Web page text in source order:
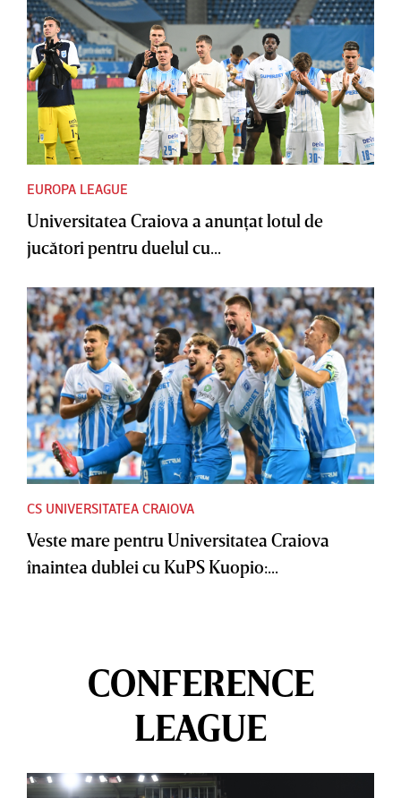
EUROPA LEAGUE
Universitatea Craiova a anunţat lotul de
jucători pentru duelul cu...
CS UNIVERSITATEA CRAIOVA
Veste mare pentru Universitatea Craiova
înaintea dublei cu KuPS Kuopio:...
CONFERENCE
LEAGUE